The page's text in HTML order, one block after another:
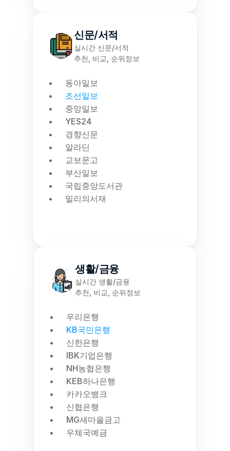
신문/서적
실시간 신문/서적
추천, 비교, 순위정보
동아일보
조선일보
중앙일보
YES24
경향신문
알라딘
교보문고
부산일보
국립중앙도서관
밀리의서재
생활/금융
실시간 생활/금융
추천, 비교, 순위정보
우리은행
KB국민은행
신한은행
IBK기업은행
NH농협은행
KEB하나은행
카카오뱅크
신협은행
MG새마을금고
우체국예금